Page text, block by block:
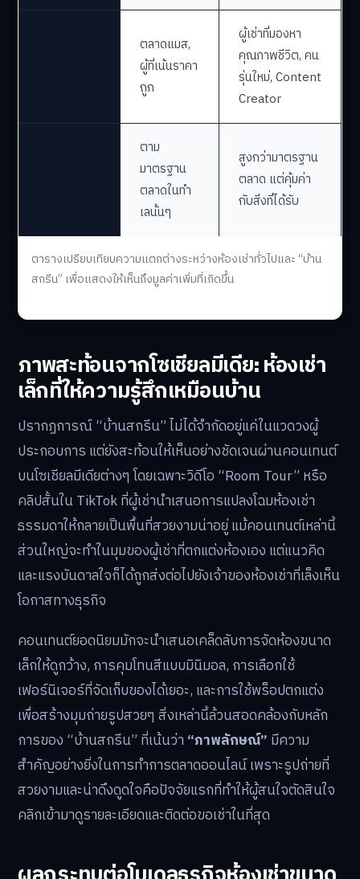
ตารางเปรียบเทียบความแตกต่างระหว่างห้องเช่าทั่วไปและ “บ้าน
สกรีน” เพื่อแสดงให้เห็นถึงมูลค่าเพิ่มที่เกิดขึ้น
ตลาดแมส,
ผู้ที่เน้นราคา
ถูก
ผู้เช่าที่มองหา
คุณภาพชีวิต, คน
รุ่นใหม่, Content
Creator
ตาม
มาตรฐาน
ตลาดในทำ
เลนั้นๆ
สูงกว่ามาตรฐาน
ตลาด แต่คุ้มค่า
กับสิ่งที่ได้รับ
ภาพสะท้อนจากโซเชียลมีเดีย: ห้องเช่า
เล็กที่ให้ความรู้สึกเหมือนบ้าน
ปรากฏการณ์ “บ้านสกรีน” ไม่ได้จำกัดอยู่แค่ในแวดวงผู้
ประกอบการ แต่ยังสะท้อนให้เห็นอย่างชัดเจนผ่านคอนเทนต์
บนโซเชียลมีเดียต่างๆ โดยเฉพาะวิดีโอ “Room Tour” หรือ
คลิปสั้นใน TikTok ที่ผู้เช่านำเสนอการแปลงโฉมห้องเช่า
ธรรมดาให้กลายเป็นพื้นที่สวยงามน่าอยู่ แม้คอนเทนต์เหล่านี้
ส่วนใหญ่จะทำในมุมของผู้เช่าที่ตกแต่งห้องเอง แต่แนวคิด
และแรงบันดาลใจก็ได้ถูกส่งต่อไปยังเจ้าของห้องเช่าที่เล็งเห็น
โอกาสทางธุรกิจ
คอนเทนต์ยอดนิยมมักจะนำเสนอเคล็ดลับการจัดห้องขนาด
เล็กให้ดูกว้าง, การคุมโทนสีแบบมินิมอล, การเลือกใช้
เฟอร์นิเจอร์ที่จัดเก็บของได้เยอะ, และการใช้พร็อปตกแต่ง
เพื่อสร้างมุมถ่ายรูปสวยๆ สิ่งเหล่านี้ล้วนสอดคล้องกับหลัก
การของ “บ้านสกรีน” ที่เน้นว่า “ภาพลักษณ์” มีความ
สำคัญอย่างยิ่งในการทำการตลาดออนไลน์ เพราะรูปถ่ายที่
สวยงามและน่าดึงดูดใจคือปัจจัยแรกที่ทำให้ผู้สนใจตัดสินใจ
คลิกเข้ามาดูรายละเอียดและติดต่อขอเช่าในที่สุด